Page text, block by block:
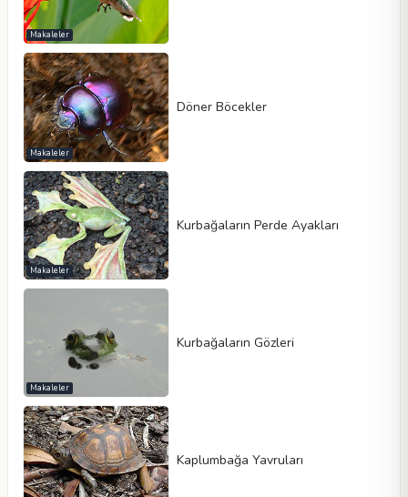
Makaleler
Makaleler
Döner Böcekler
Makaleler
Kurbağaların Perde Ayakları
Makaleler
Kurbağaların Gözleri
Kaplumbağa Yavruları